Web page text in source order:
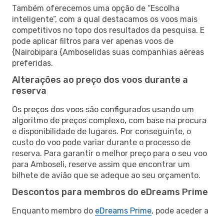
Também oferecemos uma opção de “Escolha
inteligente”, com a qual destacamos os voos mais
competitivos no topo dos resultados da pesquisa. E
pode aplicar filtros para ver apenas voos de
{Nairobipara {Amboselidas suas companhias aéreas
preferidas.
Alterações ao preço dos voos durante a
reserva
Os preços dos voos são configurados usando um
algoritmo de preços complexo, com base na procura
e disponibilidade de lugares. Por conseguinte, o
custo do voo pode variar durante o processo de
reserva. Para garantir o melhor preço para o seu voo
para Amboseli, reserve assim que encontrar um
bilhete de avião que se adeque ao seu orçamento.
Descontos para membros do eDreams Prime
Enquanto membro do eDreams Prime, pode aceder a